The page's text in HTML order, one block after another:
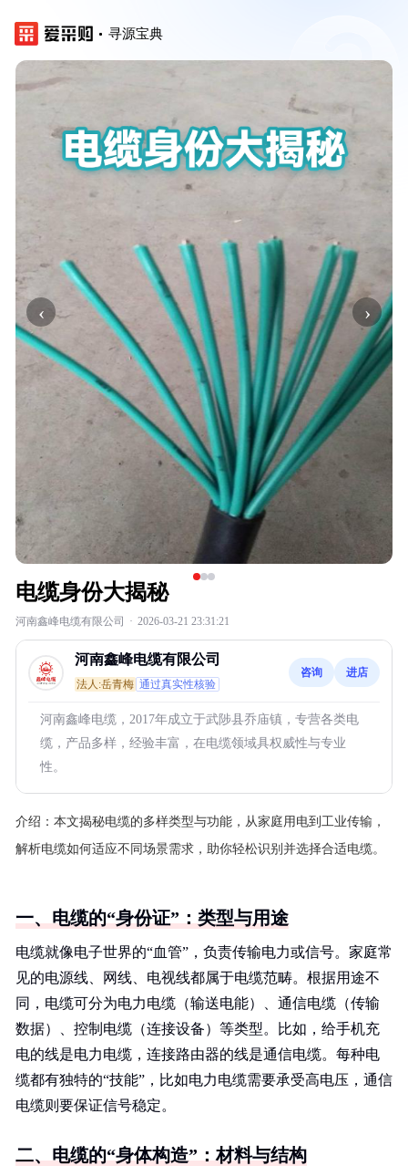
寻源宝典
‹ ›
电缆身份大揭秘
河南鑫峰电缆有限公司 · 2026-03-21 23:31:21
河南鑫峰电缆有限公司
法人:岳青梅 通过真实性核验
咨询 进店
河南鑫峰电缆，2017年成立于武陟县乔庙镇，专营各类电
缆，产品多样，经验丰富，在电缆领域具权威性与专业
性。
介绍： 本文揭秘电缆的多样类型与功能，从家庭用电到工业传输，
解析电缆如何适应不同场景需求，助你轻松识别并选择合适电缆。
一、电缆的“身份证”：类型与用途
电缆就像电子世界的“血管”，负责传输电力或信号。家庭常
见的电源线、网线、电视线都属于电缆范畴。根据用途不
同，电缆可分为电力电缆（输送电能）、通信电缆（传输
数据）、控制电缆（连接设备）等类型。比如，给手机充
电的线是电力电缆，连接路由器的线是通信电缆。每种电
缆都有独特的“技能”，比如电力电缆需要承受高电压，通信
电缆则要保证信号稳定。
二、电缆的“身体构造”：材料与结构